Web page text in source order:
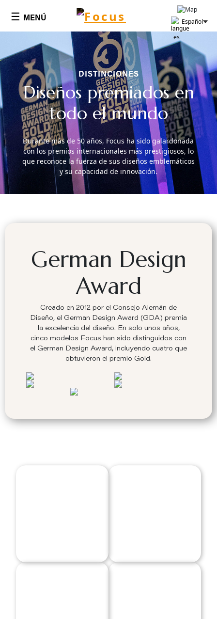
☰ MENÚ Español
DISTINCIONES
Diseños premiados en
todo el mundo
Durante más de 50 años, Focus ha sido galardonada
con los premios internacionales más prestigiosos, lo
que reconoce la fuerza de sus diseños emblemáticos
y su capacidad de innovación.
German Design
Award
Creado en 2012 por el Consejo Alemán de
Diseño, el German Design Award (GDA) premia
la excelencia del diseño. En solo unos años,
cinco modelos Focus han sido distinguidos con
el German Design Award, incluyendo cuatro que
obtuvieron el premio Gold.
Cookies management panel